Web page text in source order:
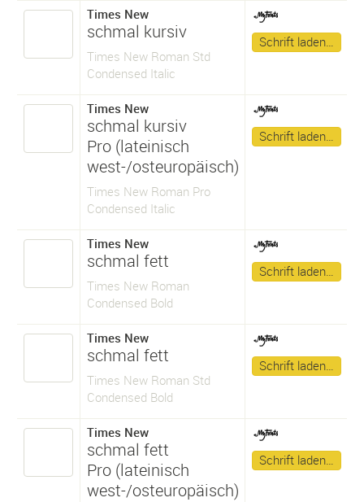
Times New
schmal kursiv
Times New Roman Std
Condensed Italic
Schrift laden…
Times New
schmal kursiv
Pro (lateinisch
west-/osteuropäisch)
Times New Roman Pro
Condensed Italic
Schrift laden…
Times New
schmal fett
Times New Roman
Condensed Bold
Schrift laden…
Times New
schmal fett
Times New Roman Std
Condensed Bold
Schrift laden…
Times New
schmal fett
Pro (lateinisch
west-/osteuropäisch)
Schrift laden…